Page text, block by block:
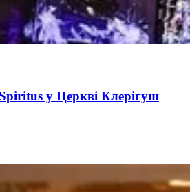
у Церкві Клерігуш